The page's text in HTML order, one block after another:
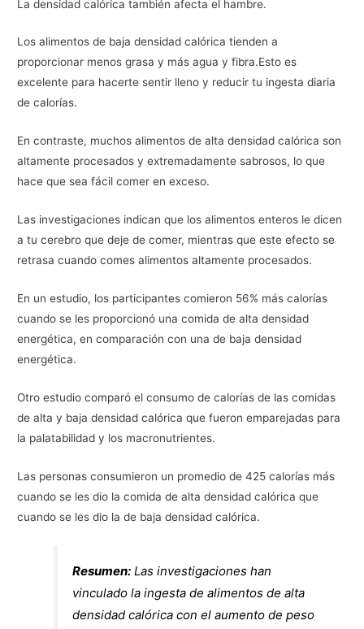
La densidad calórica también afecta el hambre.
Los alimentos de baja densidad calórica tienden a
proporcionar menos grasa y más agua y fibra.Esto es
excelente para hacerte sentir lleno y reducir tu ingesta diaria
de calorías.
En contraste, muchos alimentos de alta densidad calórica son
altamente procesados y extremadamente sabrosos, lo que
hace que sea fácil comer en exceso.
Las investigaciones indican que los alimentos enteros le dicen
a tu cerebro que deje de comer, mientras que este efecto se
retrasa cuando comes alimentos altamente procesados.
En un estudio, los participantes comieron 56% más calorías
cuando se les proporcionó una comida de alta densidad
energética, en comparación con una de baja densidad
energética.
Otro estudio comparó el consumo de calorías de las comidas
de alta y baja densidad calórica que fueron emparejadas para
la palatabilidad y los macronutrientes.
Las personas consumieron un promedio de 425 calorías más
cuando se les dio la comida de alta densidad calórica que
cuando se les dio la de baja densidad calórica.
Resumen: Las investigaciones han
vinculado la ingesta de alimentos de alta
densidad calórica con el aumento de peso